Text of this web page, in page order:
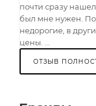
почти сразу
был мне нужен.
недорогие, в
цены. ...
ОТЗЫВ